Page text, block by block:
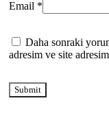
Email *
Daha sonraki
adresim ve site